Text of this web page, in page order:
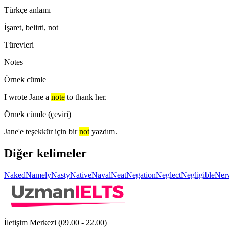
Türkçe anlamı
İşaret, belirti, not
Türevleri
Notes
Örnek cümle
I wrote Jane a note to thank her.
Örnek cümle (çeviri)
Jane'e teşekkür için bir not yazdım.
Diğer kelimeler
NakedNamelyNastyNativeNavalNeatNegationNeglectNegligible
İletişim Merkezi (09.00 - 22.00)